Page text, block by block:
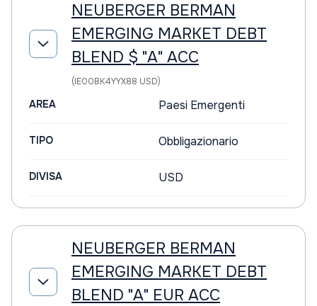
NEUBERGER BERMAN
EMERGING MARKET DEBT
BLEND $ "A" ACC
(IE00BK4YYX88 USD)
AREA Paesi Emergenti
TIPO Obbligazionario
DIVISA USD
NEUBERGER BERMAN
EMERGING MARKET DEBT
BLEND "A" EUR ACC